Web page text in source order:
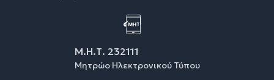
Μ.Η.Τ. 232111
Μητρώο Ηλεκτρονικού Τύπου